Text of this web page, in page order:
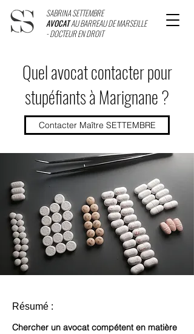
SABRINA SETTEMBRE
AVOCATAU BARREAU DE MARSEILLE
- DOCTEUR EN DROIT
Quel avocat contacter pour
stupéfiants à Marignane ?
Contacter Maître SETTEMBRE
Résumé :
Chercher un avocat compétent en matière